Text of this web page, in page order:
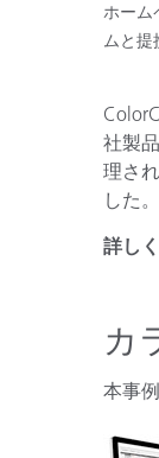
ホーム
ムと提
社製
理さ
した。
詳し
カ
本事